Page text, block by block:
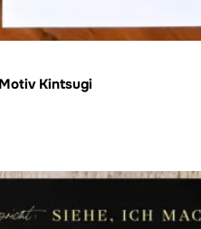
Kintsugi